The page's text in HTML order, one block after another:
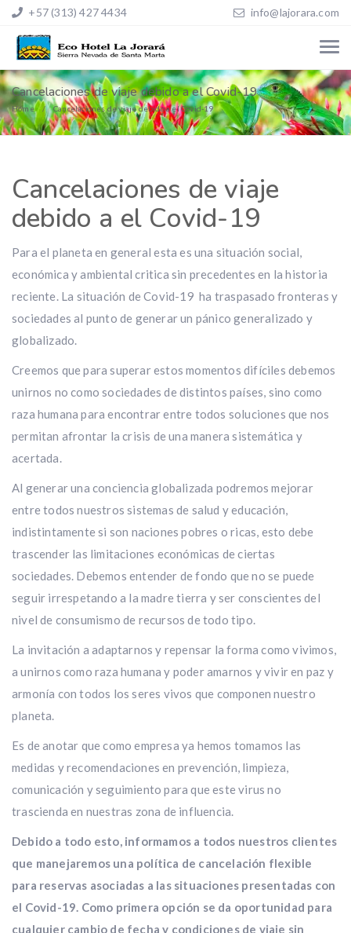
+57 (313) 427 4434 info@lajorara.com
Cancelaciones de viaje debido a el Covid-19
Home Cancelaciones de viaje debido a el Covid-19
Cancelaciones de viaje
debido a el Covid-19
Para el planeta en general esta es una situación social,
económica y ambiental critica sin precedentes en la historia
reciente. La situación de Covid-19 ha traspasado fronteras y
sociedades al punto de generar un pánico generalizado y
globalizado.
Creemos que para superar estos momentos difíciles debemos
unirnos no como sociedades de distintos países, sino como
raza humana para encontrar entre todos soluciones que nos
permitan afrontar la crisis de una manera sistemática y
acertada.
Al generar una conciencia globalizada podremos mejorar
entre todos nuestros sistemas de salud y educación,
indistintamente si son naciones pobres o ricas, esto debe
trascender las limitaciones económicas de ciertas
sociedades. Debemos entender de fondo que no se puede
seguir irrespetando a la madre tierra y ser conscientes del
nivel de consumismo de recursos de todo tipo.
La invitación a adaptarnos y repensar la forma como vivimos,
a unirnos como raza humana y poder amarnos y vivir en paz y
armonía con todos los seres vivos que componen nuestro
planeta.
Es de anotar que como empresa ya hemos tomamos las
medidas y recomendaciones en prevención, limpieza,
comunicación y seguimiento para que este virus no
trascienda en nuestras zona de influencia.
Debido a todo esto, informamos a todos nuestros clientes
que manejaremos una política de cancelación flexible
para reservas asociadas a las situaciones presentadas con
el Covid-19. Como primera opción se da oportunidad para
cualquier cambio de fecha y condiciones de viaje sin